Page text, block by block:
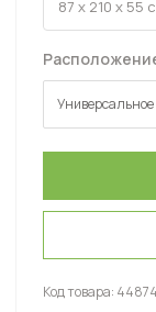
Универсальное
Код товара: